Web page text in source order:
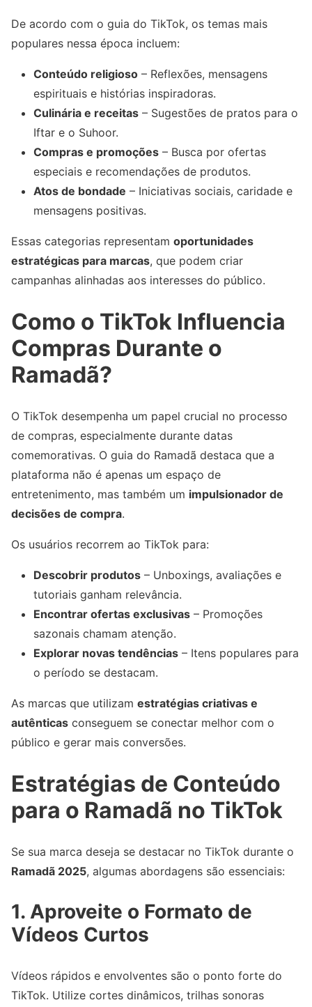
De acordo com o guia do TikTok, os temas mais
populares nessa época incluem:
Conteúdo religioso – Reflexões, mensagens
espirituais e histórias inspiradoras.
Culinária e receitas – Sugestões de pratos para o
Iftar e o Suhoor.
Compras e promoções – Busca por ofertas
especiais e recomendações de produtos.
Atos de bondade – Iniciativas sociais, caridade e
mensagens positivas.
Essas categorias representam oportunidades
estratégicas para marcas, que podem criar
campanhas alinhadas aos interesses do público.
Como o TikTok Influencia
Compras Durante o
Ramadã?
O TikTok desempenha um papel crucial no processo
de compras, especialmente durante datas
comemorativas. O guia do Ramadã destaca que a
plataforma não é apenas um espaço de
entretenimento, mas também um impulsionador de
decisões de compra.
Os usuários recorrem ao TikTok para:
Descobrir produtos – Unboxings, avaliações e
tutoriais ganham relevância.
Encontrar ofertas exclusivas – Promoções
sazonais chamam atenção.
Explorar novas tendências – Itens populares para
o período se destacam.
As marcas que utilizam estratégias criativas e
autênticas conseguem se conectar melhor com o
público e gerar mais conversões.
Estratégias de Conteúdo
para o Ramadã no TikTok
Se sua marca deseja se destacar no TikTok durante o
Ramadã 2025, algumas abordagens são essenciais:
1. Aproveite o Formato de
Vídeos Curtos
Vídeos rápidos e envolventes são o ponto forte do
TikTok. Utilize cortes dinâmicos, trilhas sonoras